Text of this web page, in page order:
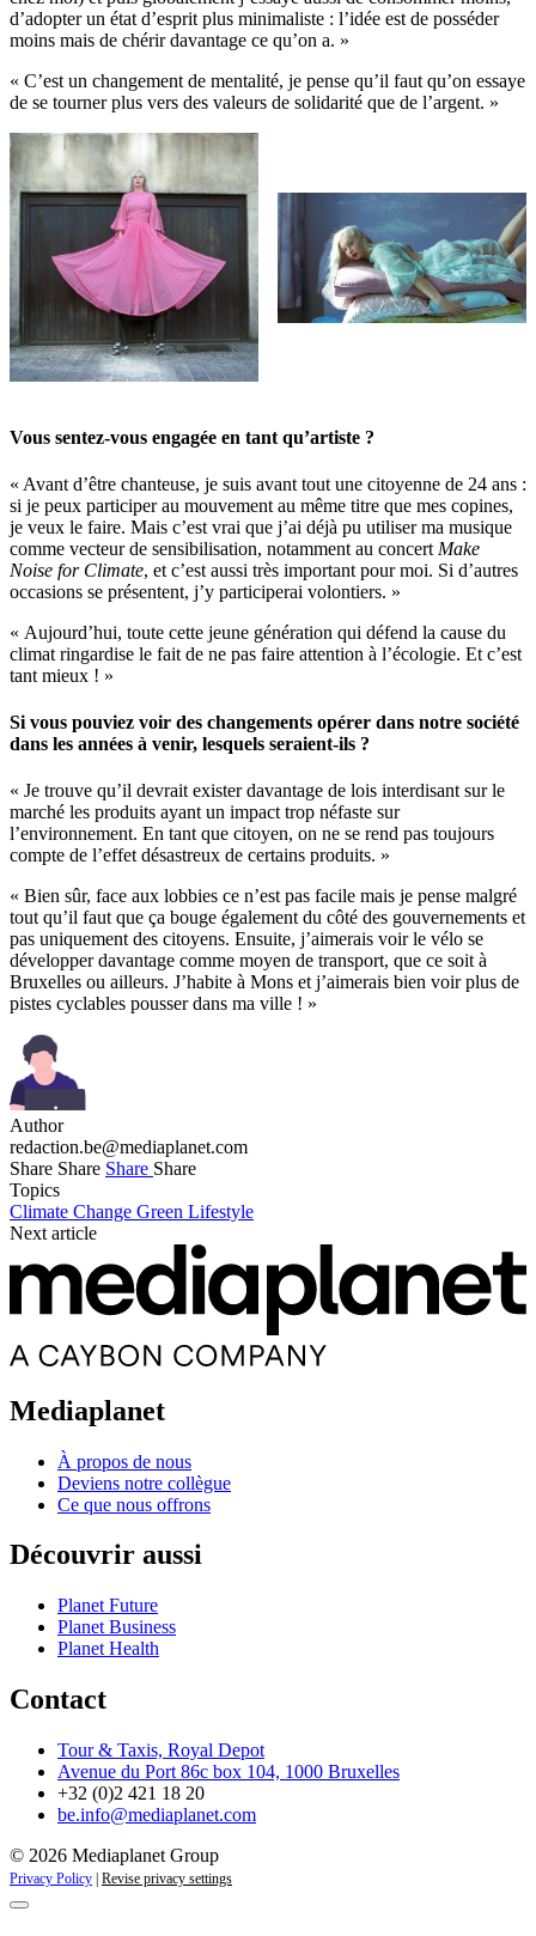
d’adopter un état d’esprit plus minimaliste : l’idée est de posséder
moins mais de chérir davantage ce qu’on a. »
« C’est un changement de mentalité, je pense qu’il faut qu’on essaye
de se tourner plus vers des valeurs de solidarité que de l’argent. »
Vous sentez-vous engagée en tant qu’artiste ?
« Avant d’être chanteuse, je suis avant tout une citoyenne de 24 ans :
si je peux participer au mouvement au même titre que mes copines,
je veux le faire. Mais c’est vrai que j’ai déjà pu utiliser ma musique
comme vecteur de sensibilisation, notamment au concert Make
Noise for Climate, et c’est aussi très important pour moi. Si d’autres
occasions se présentent, j’y participerai volontiers. »
« Aujourd’hui, toute cette jeune génération qui défend la cause du
climat ringardise le fait de ne pas faire attention à l’écologie. Et c’est
tant mieux ! »
Si vous pouviez voir des changements opérer dans notre société
dans les années à venir, lesquels seraient-ils ?
« Je trouve qu’il devrait exister davantage de lois interdisant sur le
marché les produits ayant un impact trop néfaste sur
l’environnement. En tant que citoyen, on ne se rend pas toujours
compte de l’effet désastreux de certains produits. »
« Bien sûr, face aux lobbies ce n’est pas facile mais je pense malgré
tout qu’il faut que ça bouge également du côté des gouvernements et
pas uniquement des citoyens. Ensuite, j’aimerais voir le vélo se
développer davantage comme moyen de transport, que ce soit à
Bruxelles ou ailleurs. J’habite à Mons et j’aimerais bien voir plus de
pistes cyclables pousser dans ma ville ! »
Author
redaction.be@mediaplanet.com
Share Share Share Share
Topics
Climate Change Green Lifestyle
Next article
Mediaplanet
À propos de nous
Deviens notre collègue
Ce que nous offrons
Découvrir aussi
Planet Future
Planet Business
Planet Health
Contact
Tour & Taxis, Royal Depot
Avenue du Port 86c box 104, 1000 Bruxelles
+32 (0)2 421 18 20
be.info@mediaplanet.com
© 2026 Mediaplanet Group
Privacy Policy Revise privacy settings